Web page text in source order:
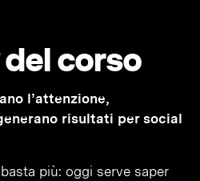
corso
l’attenzione,
risultati per social
più: oggi serve saper